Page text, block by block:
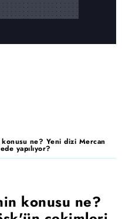
ne? Yeni dizi Mercan
yapılıyor?
konusu ne?